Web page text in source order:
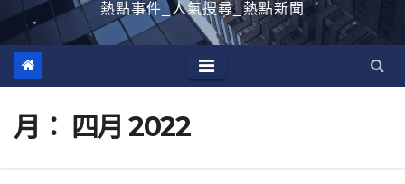
熱點事件_人氣搜尋_熱點新聞
月： 四月 2022